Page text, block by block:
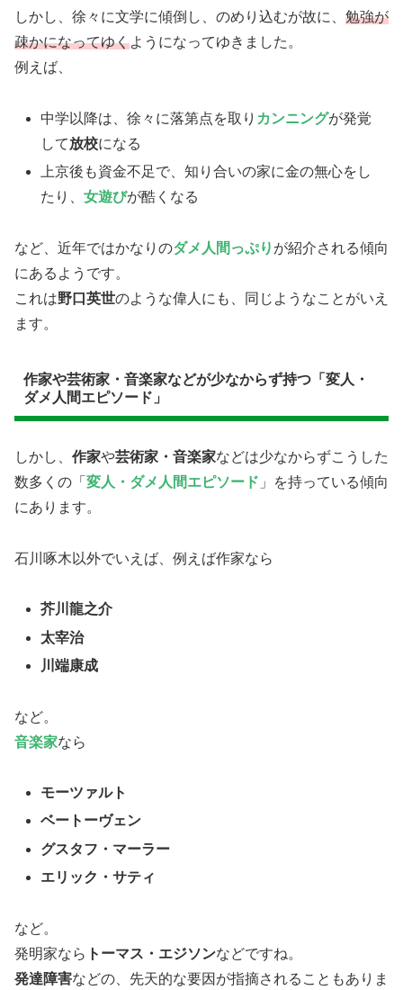
しかし、徐々に文学に傾倒し、のめり込むが故に、 勉強が
疎かになってゆくようになってゆきました。
例えば、
中学以降は、徐々に落第点を取り カンニングが発覚
して放校になる
上京後も資金不足で、知り合いの家に金の無心をし
たり、女遊びが酷くなる
など、近年ではかなりのダメ人間っぷり が紹介される傾向
にあるようです。
これは野口英世のような偉人にも、同じようなことがいえ
ます。
作家や芸術家・音楽家などが少なからず持つ「変人・
ダメ人間エピソード」
しかし、 作家や芸術家・音楽家などは少なからずこうした
数多くの「 変人・ダメ人間エピソード 」を持っている傾向
にあります。
石川啄木以外でいえば、例えば作家なら
芥川龍之介
太宰治
川端康成
など。
音楽家なら
モーツァルト
ベートーヴェン
グスタフ・マーラー
エリック・サティ
など。
発明家なら トーマス・エジソンなどですね。
発達障害などの、先天的な要因が指摘されることもありま